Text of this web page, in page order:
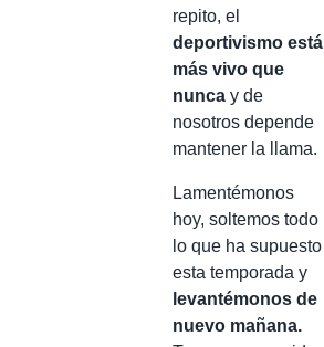
repito, el
deportivismo está
más vivo que
nunca y de
nosotros depende
mantener la llama.
Lamentémonos
hoy, soltemos todo
lo que ha supuesto
esta temporada y
levantémonos de
nuevo mañana.